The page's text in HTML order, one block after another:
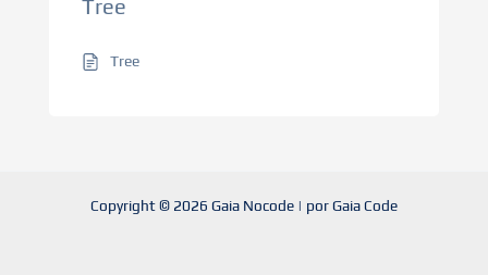
Tree
Tree
Copyright © 2026 Gaia Nocode | por Gaia Code